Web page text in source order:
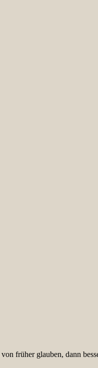
früher glauben, dann